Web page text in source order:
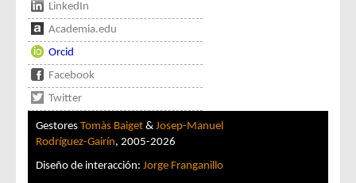
LinkedIn
Academia.edu
Orcid
Facebook
Twitter
Gestores Tomàs Baiget & Josep-Manuel
Rodríguez-Gairín, 2005-2026
Diseño de interacción: Jorge Franganillo